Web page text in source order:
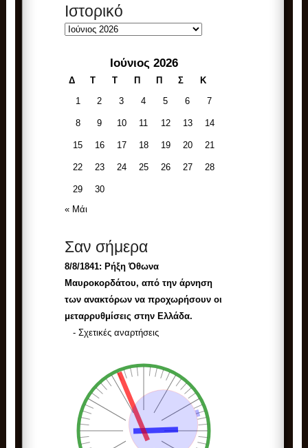
Ιστορικό
Ιστορικό
Ιούνιος 2026
Δ Τ Τ Π Π Σ
Κ
1
2 3 4 5 6 7
8 9 10 11 12 13 14
15 16 17 18 19 20 21
22 23 24 25 26 27 28
29
30
« Μάι
Σαν σήμερα
8/8/1841: Ρήξη Όθωνα 
Μαυροκορδάτου, από την άρνηση
των ανακτόρων να προχωρήσουν οι
μεταρρυθμίσεις στην Ελλάδα.
-Σχετικές αναρτήσεις